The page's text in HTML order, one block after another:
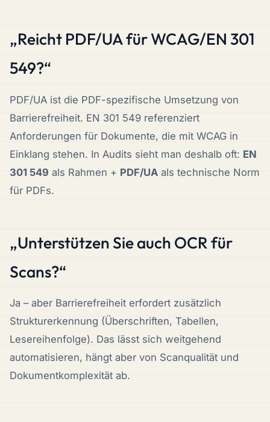
„Reicht PDF/UA für WCAG/EN 301
549?“
PDF/UA ist die PDF-spezifische Umsetzung von
Barrierefreiheit. EN 301 549 referenziert
Anforderungen für Dokumente, die mit WCAG in
Einklang stehen. In Audits sieht man deshalb oft: EN
301 549 als Rahmen + PDF/UA als technische Norm
für PDFs.
„Unterstützen Sie auch OCR für
Scans?“
Ja – aber Barrierefreiheit erfordert zusätzlich
Strukturerkennung (Überschriften, Tabellen,
Lesereihenfolge). Das lässt sich weitgehend
automatisieren, hängt aber von Scanqualität und
Dokumentkomplexität ab.